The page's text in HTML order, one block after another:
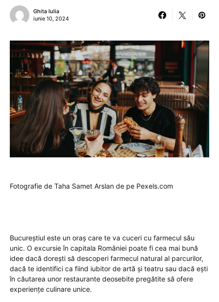
Ghita Iulia
iunie 10, 2024
Fotografie de Taha Samet Arslan de pe Pexels.com
Bucureștiul este un oraș care te va cuceri cu farmecul său
unic. O excursie în capitala României poate fi cea mai bună
idee dacă dorești să descoperi farmecul natural al parcurilor,
dacă te identifici ca fiind iubitor de artă și teatru sau dacă ești
în căutarea unor restaurante deosebite pregătite să ofere
experiențe culinare unice.